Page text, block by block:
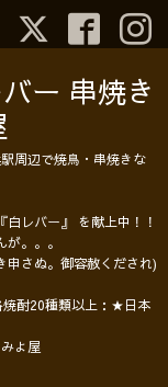
ー 串焼き
周辺で焼鳥・串焼きな
レバー』 を献上中！！
。。。
申さぬ。御容赦くだされ)
酎20種類以上：★日本
よ屋